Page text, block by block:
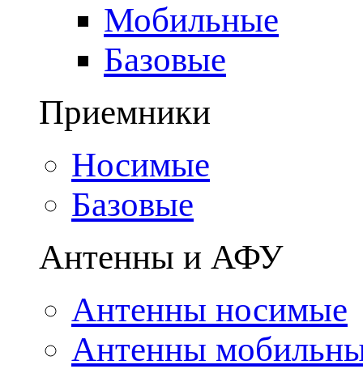
Мобильные
Базовые
Приемники
Носимые
Базовые
Антенны и АФУ
Антенны носимые
Антенны